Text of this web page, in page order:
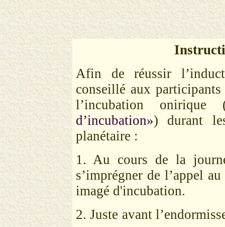
Afin de réussir
conseillé aux
l’incubation
d’incubation») durant
planétaire :
1. Au cours de la
s’imprégner de l’appel
imagé d'incubation.
2. Juste avant